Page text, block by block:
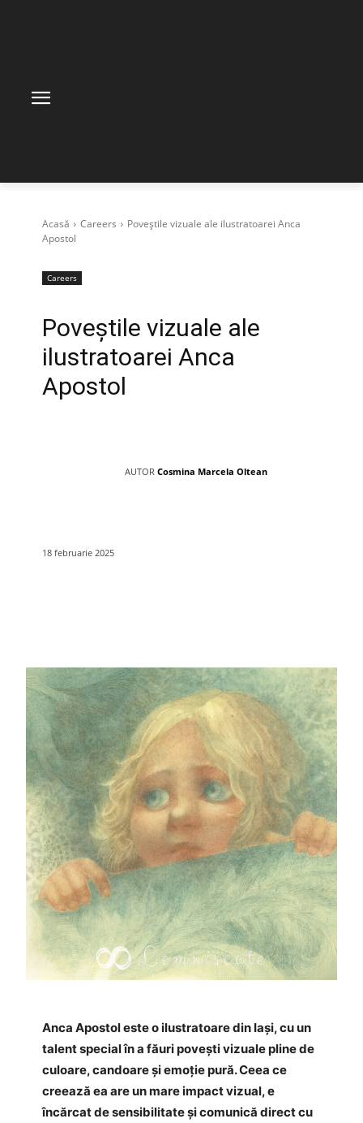
Acasă Careers
Poveștile vizuale ale ilustratoarei Anca
Apostol
Careers
Poveștile vizuale ale
ilustratoarei Anca
Apostol
AUTOR Cosmina Marcela Oltean
18 februarie 2025
Anca Apostol este o ilustratoare din Iași, cu un
talent special în a făuri povești vizuale pline de
culoare, candoare și emoție pură. Ceea ce
creează ea are un mare impact vizual, e
încărcat de sensibilitate și comunică direct cu